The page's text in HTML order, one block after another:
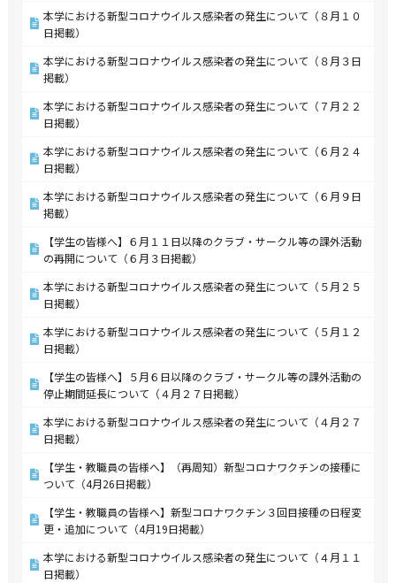
本学における新型コロナウイルス感染者の発生について（８月１０
日掲載）
本学における新型コロナウイルス感染者の発生について（８月３日
掲載）
本学における新型コロナウイルス感染者の発生について（７月２２
日掲載）
本学における新型コロナウイルス感染者の発生について（６月２４
日掲載）
本学における新型コロナウイルス感染者の発生について（６月９日
掲載）
【学生の皆様へ】６月１１日以降のクラブ・サークル等の課外活動
の再開について（６月３日掲載）
本学における新型コロナウイルス感染者の発生について（５月２５
日掲載）
本学における新型コロナウイルス感染者の発生について（５月１２
日掲載）
【学生の皆様へ】５月６日以降のクラブ・サークル等の課外活動の
停止期間延長について（４月２７日掲載）
本学における新型コロナウイルス感染者の発生について（４月２７
日掲載）
【学生・教職員の皆様へ】（再周知）新型コロナワクチンの接種に
ついて（4月26日掲載）
【学生・教職員の皆様へ】新型コロナワクチン３回目接種の日程変
更・追加について（4月19日掲載）
本学における新型コロナウイルス感染者の発生について（４月１１
日掲載）